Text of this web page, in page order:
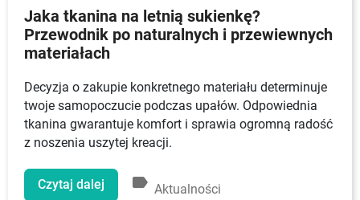
Jaka tkanina na letnią sukienkę?
Przewodnik po naturalnych i przewiewnych
materiałach
Decyzja o zakupie konkretnego materiału determinuje
twoje samopoczucie podczas upałów. Odpowiednia
tkanina gwarantuje komfort i sprawia ogromną radość
z noszenia uszytej kreacji.
Czytaj dalej label Aktualności